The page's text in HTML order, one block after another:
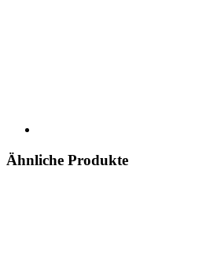
Ähnliche Produkte